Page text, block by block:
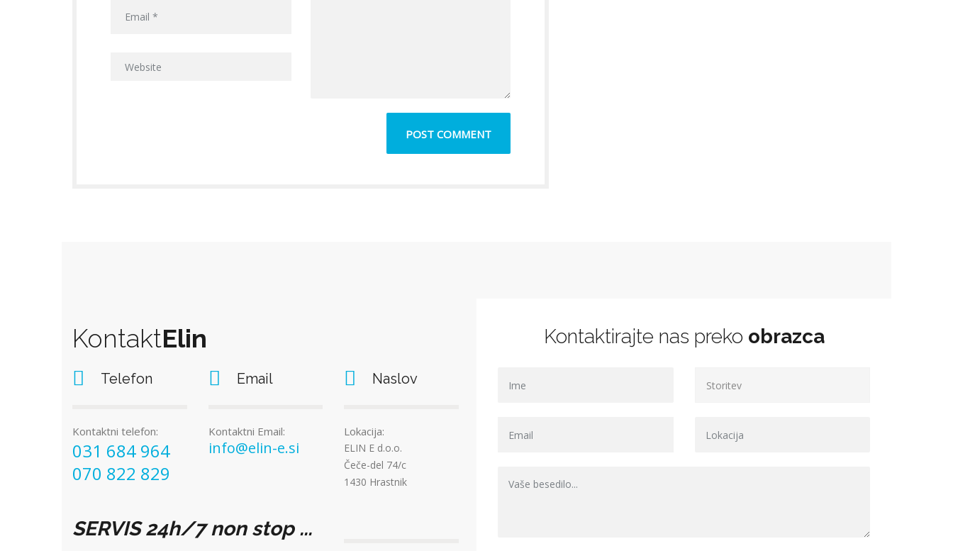
KontaktElin
Telefon
Kontaktni telefon:
031 684 964
070 822 829
Email
Kontaktni Email:
info@elin-e.si
Naslov
Lokacija:
ELIN E d.o.o.
Čeče-del 74/c
1430 Hrastnik
SERVIS 24h/7 non stop ...
Kontaktirajte nas preko obrazca